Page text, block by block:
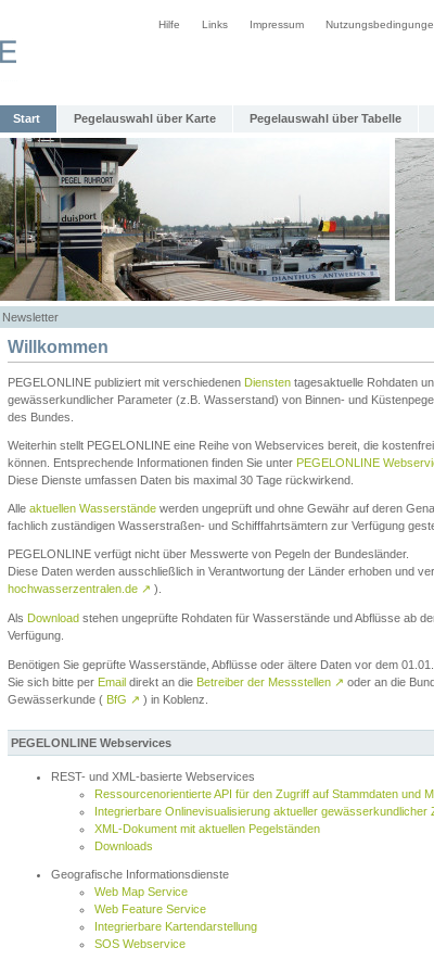
Hilfe Links Impressum
Start Pegelauswahl über Karte Pegelauswahl über Tabelle
Newsletter
Willkommen
PEGELONLINE publiziert mit verschiedenen Diensten tagesaktuelle Rohdaten
gewässerkundlicher Parameter (z.B. Wasserstand) von Binnen- und
des Bundes.
Weiterhin stellt PEGELONLINE eine Reihe von Webservices bereit, die
können. Entsprechende Informationen finden Sie unter PEGELONLINE
Diese Dienste umfassen Daten bis maximal 30 Tage rückwirkend.
Alle aktuellen Wasserstände werden ungeprüft und ohne Gewähr auf deren
fachlich zuständigen Wasserstraßen- und Schifffahrtsämtern zur Verfügung
PEGELONLINE verfügt nicht über Messwerte von Pegeln der Bundesländer.
Diese Daten werden ausschließlich in Verantwortung der Länder erhoben und
hochwasserzentralen.de ↗ ).
Als Download stehen ungeprüfte Rohdaten für Wasserstände und Abflüsse ab
Verfügung.
Benötigen Sie geprüfte Wasserstände, Abflüsse oder ältere Daten vor dem
Sie sich bitte per Email direkt an die Betreiber der Messstellen ↗ oder an die
Gewässerkunde ( BfG ↗ ) in Koblenz.
PEGELONLINE Webservices
REST- und XML-basierte Webservices
Ressourcenorientierte API für den Zugriff auf Stammdaten und
Integrierbare Onlinevisualisierung aktueller gewässerkundlicher
XML-Dokument mit aktuellen Pegelständen
Downloads
Geografische Informationsdienste
Web Map Service
Web Feature Service
Integrierbare Kartendarstellung
SOS Webservice